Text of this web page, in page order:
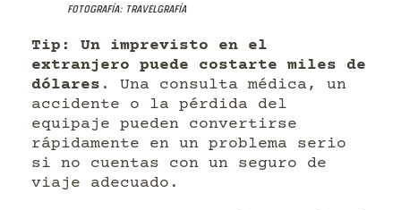
Fotografía: Travelgrafía
Tip: Un imprevisto en el
extranjero puede costarte miles de
dólares . Una consulta médica, un
accidente o la pérdida del
equipaje pueden convertirse
rápidamente en un problema serio
si no cuentas con un seguro de
viaje adecuado.